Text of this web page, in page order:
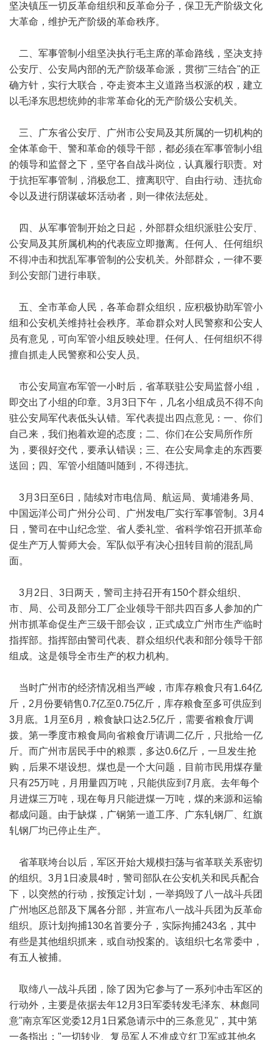
坚决镇压一切反革命组织和反革命分子，保卫无产阶级文化
大革命，维护无产阶级的革命秩序。
二、军事管制小组坚决执行毛主席的革命路线，坚决支持
公安厅、公安局内部的无产阶级革命派，贯彻"三结合"的正
确方针，实行大联合，夺走资本主义道路当权派的权，建立
以毛泽东思想统帅的非常革命化的无产阶级公安机关。
三、广东省公安厅、广州市公安局及其所属的一切机构的
全体革命干、警和革命的领导干部，都必须在军事管制小组
的领导和监督之下，坚守各自战斗岗位，认真履行职责。对
于抗拒军事管制，消极怠工、擅离职守、自由行动、违抗命
令以及进行阴谋破坏活动者，则一律依法惩处。
四、从军事管制开始之日起，外部群众组织派驻公安厅、
公安局及其所属机构的代表应立即撤离。任何人、任何组织
不得冲击和扰乱军事管制的公安机关。外部群众，一律不要
到公安部门进行串联。
五、全市革命人民，各革命群众组织，应积极协助军管小
组和公安机关维持社会秩序。革命群众对人民警察和公安人
员有意见，可向军管小组反映处理。任何人、任何组织不得
擅自抓走人民警察和公安人员。
市公安局宣布军管一小时后，省革联驻公安局监督小组，
即交出了小组的印章。3月3日下午，几名小组成员不得不向
驻公安局军代表低头认错。军代表提出四点意见：一、你们
自己来，我们抱着欢迎的态度；二、你们在公安局所作所
为，要很好交代，要承认错误；三、在公安局拿走的东西要
送回；四、军管小组随叫随到，不得违抗。
3月3日至6日，陆续对市电信局、航运局、黄埔港务局、
中国远洋公司广州分公司、广州发电厂实行军事管制。3月4
日，警司在中山纪念堂、省人委礼堂、省科学馆召开抓革命
促生产万人誓师大会。军队似乎有决心扭转目前的混乱局
面。
3月2日、3日两天，警司主持召开有150个群众组织、
市、局、公司及部分工厂企业领导干部共四百多人参加的广
州市抓革命促生产三级干部会议，正式成立广州市生产临时
指挥部。指挥部由警司代表、群众组织代表和部分领导干部
组成。这是领导全市生产的权力机构。
当时广州市的经济情况相当严峻，市库存粮食只有1.64亿
斤，2月份要销售0.7亿至0.75亿斤，库存粮食至多可供应到
3月底。1月至6月，粮食缺口达2.5亿斤，需要省粮食厅调
拨。第一季度市粮食局向省粮食厅请调二亿斤，只批给一亿
斤。而广州市居民手中的粮票，多达0.6亿斤，一旦发生抢
购，后果不堪设想。煤也是一个大问题，目前市民用煤存量
只有25万吨，月用量四万吨，只能供应到7月底。去年每个
月进煤三万吨，现在每月只能进煤一万吨，煤的来源和运输
都成问题。由于缺煤，广钢第一道工序、广东轧钢厂、红旗
轧钢厂均已停止生产。
省革联垮台以后，军区开始大规模扫荡与省革联关系密切
的组织。3月1日凌晨4时，警司部队在公安机关和民兵配合
下，以突然的行动，按预定计划，一举捣毁了八一战斗兵团
广州地区总部及下属各分部，并宣布八一战斗兵团为反革命
组织。原计划拘捕130名首要分子，实际拘捕243名，其中
有些是其他组织抓来，或自动投案的。该组织七名常委中，
有五人被捕。
取缔八一战斗兵团，除了因为它参与了一系列冲击军区的
行动外，主要是依据去年12月3日军委转发毛泽东、林彪同
意"南京军区党委12月1日紧急请示中的三条意见"，其中第
一条指出："一切转业、复员军人不准成立红卫军或其他名